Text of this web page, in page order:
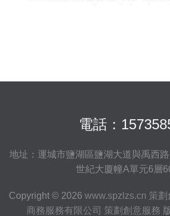
電話：
地址：運城市鹽湖區鹽湖大道與禹西
世紀大廈幢A單元6層
Copyright © 2026 www.spzlzs.cn 策劃
商務服務有限公司 策劃創意服務